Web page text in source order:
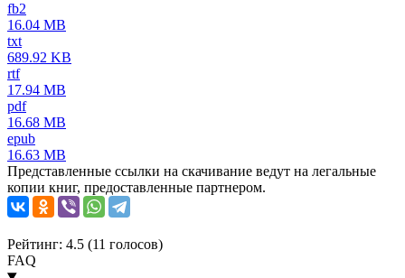
fb2
16.04 MB
txt
689.92 KB
rtf
17.94 MB
pdf
16.68 MB
epub
16.63 MB
Представленные ссылки на скачивание ведут на легальные
копии книг, предоставленные партнером.
Рейтинг: 4.5 (11 голосов)
FAQ